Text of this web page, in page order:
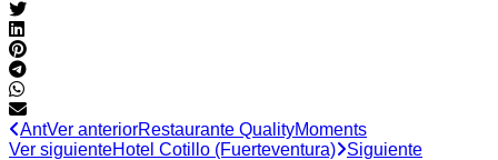
AntVer anteriorRestaurante QualityMoments
Ver siguienteHotel Cotillo (Fuerteventura) Siguiente